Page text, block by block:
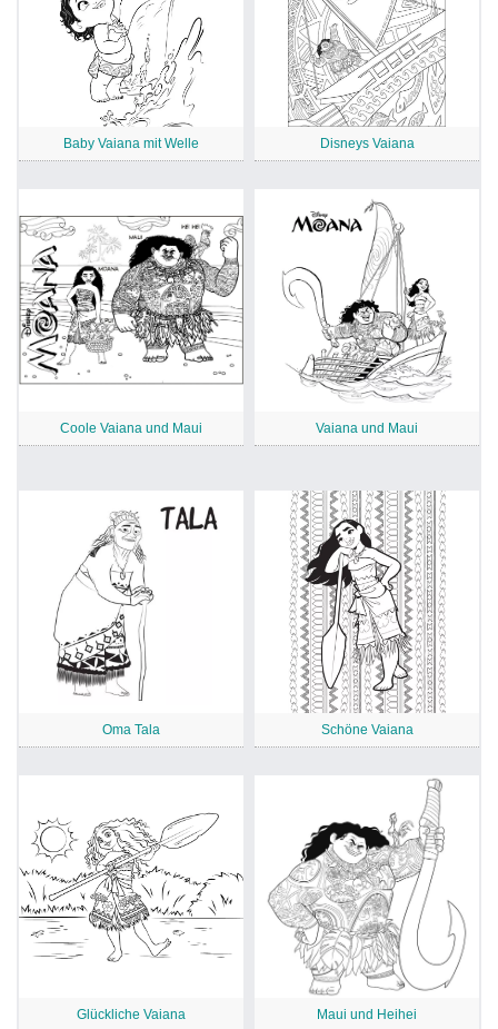
Baby Vaiana mit Welle Disneys Vaiana
Coole Vaiana und Maui Vaiana und Maui
Oma Tala Schöne Vaiana
Glückliche Vaiana Maui und Heihei